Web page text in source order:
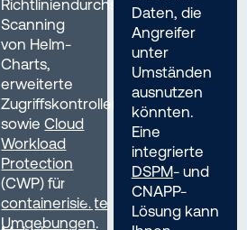
Richtliniendurchsetzung,
Scanning
von Helm-
Charts,
erweiterte
Zugriffskontrollen
sowieCloud
Workload
Protection
(CWP) für
containerisierte
Umgebungen
Daten, die
Angreifer
unter
Umständen
ausnutzen
könnten.
Eine
integrierte
DSPM- und
CNAPP-
Lösung kann